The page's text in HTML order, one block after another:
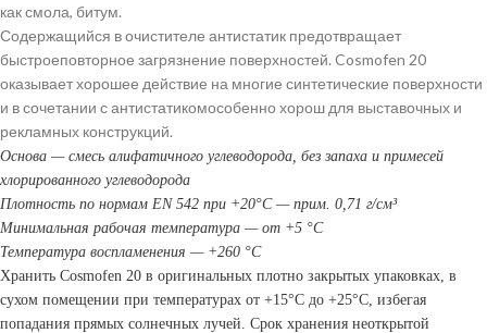
как смола, битум.
Содержащийся в очистителе антистатик предотвращает
быстроеповторное загрязнение поверхностей. Cosmofen 20
оказывает хорошее действие на многие синтетические поверхности
и в сочетании с антистатикомособенно хорош для выставочных и
рекламных конструкций.
Основа — смесь алифатичного углеводорода, без запаха и примесей
хлорированного углеводорода
Плотность по нормам EN 542 при +20°C — прим. 0,71 г/см³
Минимальная рабочая температура — от +5 °C
Температура воспламенения — +260 °C
Хранить Cosmofen 20 в оригинальных плотно закрытых упаковках, в
сухом помещении при температурах от +15°C до +25°C, избегая
попадания прямых солнечных лучей. Срок хранения неоткрытой